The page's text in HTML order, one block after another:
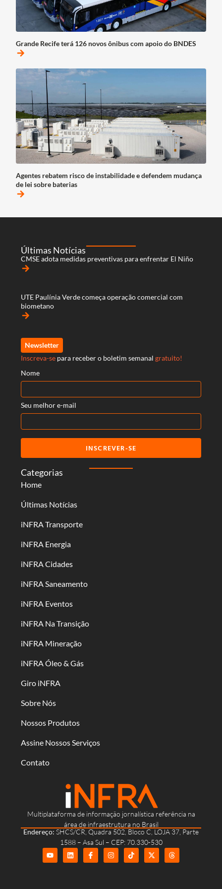
Grande Recife terá 126 novos ônibus com apoio do BNDES
arrow_forward
Agentes rebatem risco de instabilidade e defendem mudança
de lei sobre baterias
arrow_forward
Multiplataforma de informação jornalística referência na
área de infraestrutura no Brasil
Endereço: SHCS/CR, Quadra 502, Bloco C, LOJA 37, Parte
1588 – Asa Sul – CEP: 70.330-530
Categorias
Home
Últimas Notícias
iNFRA Transporte
iNFRA Energia
iNFRA Cidades
iNFRA Saneamento
iNFRA Eventos
iNFRA Na Transição
iNFRA Mineração
iNFRA Óleo & Gás
Giro iNFRA
Sobre Nós
Nossos Produtos
Assine Nossos Serviços
Contato
Últimas Notícias
CMSE adota medidas preventivas para enfrentar El Niño
arrow_forward
UTE Paulínia Verde começa operação comercial com
biometano
arrow_forward
Newsletter
Inscreva-se para receber o boletim semanal gratuito!
Nome
Seu melhor e-mail
INSCREVER-SE